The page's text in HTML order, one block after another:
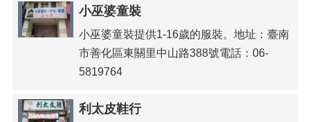
小巫婆童裝
小巫婆童裝提供1-16歲的服裝。地址：臺南
市善化區東關里中山路388號電話：06-
5819764
利太皮鞋行